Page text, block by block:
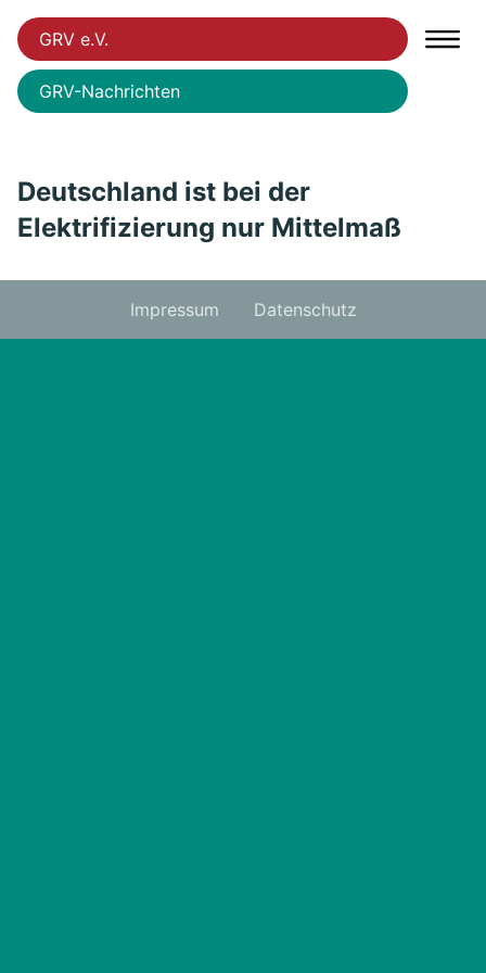
GRV e.V.
GRV-Nachrichten
Deutschland ist bei der
Elektrifizierung nur Mittelmaß
Impressum Datenschutz